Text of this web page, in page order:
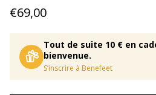
€69,00
Tout de suite 10 € en
bienvenue.
S’inscrire à Benefeet